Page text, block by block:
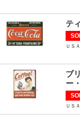
テ
ＵＳ
ブ
ー
ＵＳ